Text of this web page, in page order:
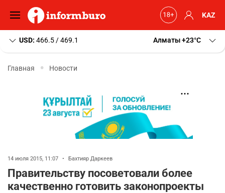
KAZ
USD: 466.5 / 469.1 Алматы+23 C
Главная Новости
14 июля 2015, 11:07 • Бахтияр Даркеев
Правительству посоветовали более
качественно готовить законопроекты